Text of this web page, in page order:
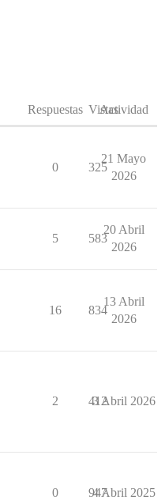
Respuestas Vistas
Actividad
0 325
21 Mayo
2026
5 583
20 Abril
2026
16 834
13 Abril
2026
2 412
3 Abril 2026
0 947
4 Abril 2025